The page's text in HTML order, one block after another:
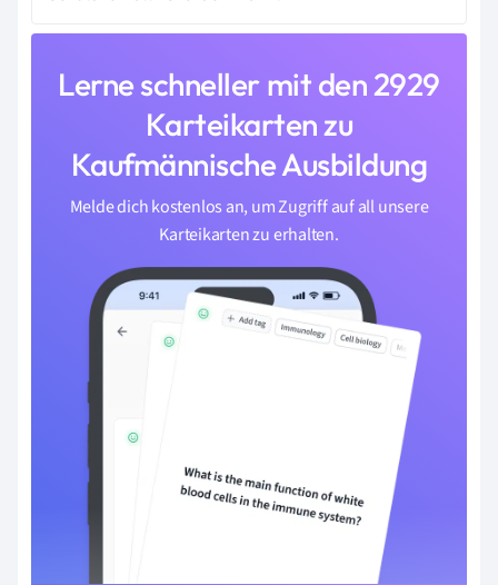
Lerne schneller mit den 2929
Karteikarten zu
Kaufmännische Ausbildung
Melde dich kostenlos an, um Zugriff auf all unsere
Karteikarten zu erhalten.